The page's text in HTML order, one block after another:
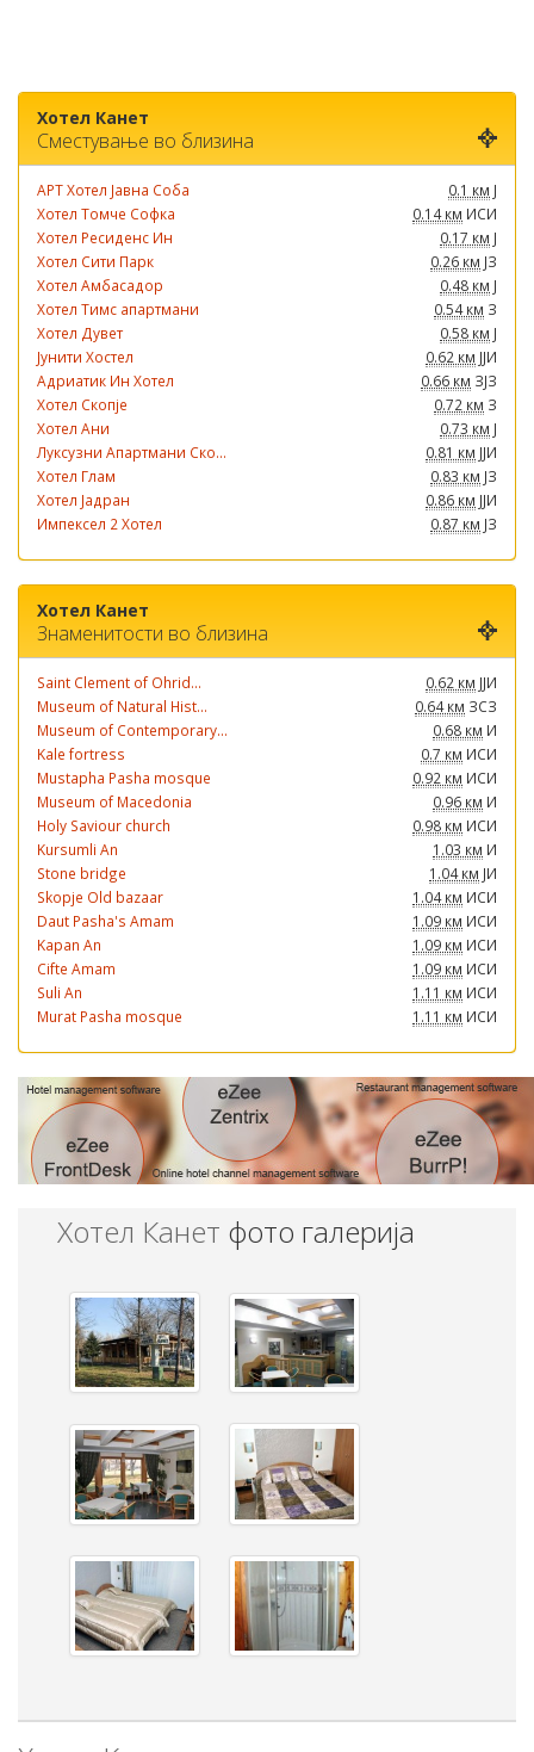
Хотел Канет
Сместување во близина
АРТ Хотел Јавна Соба 0.1 км Ј
Хотел Томче Софка
0.14 км ИСИ
Хотел Ресиденс Ин
0.17 км Ј
Хотел Сити Парк
0.26 км ЈЗ
Хотел Амбасадор
0.48 км Ј
Хотел Тимс апартмани
0.54 км З
Хотел Дувет
0.58 км Ј
Јунити Хостел
0.62 км ЈЈИ
Адриатик Ин Хотел
0.66 км ЗЈЗ
Хотел Скопје
0.72 км З
Хотел Ани
0.73 км Ј
Луксузни Апартмани Ско...
0.81 км ЈЈИ
Хотел Глам
0.83 км ЈЗ
Хотел Јадран
0.86 км ЈЈИ
Импексел 2 Хотел
0.87 км ЈЗ
Хотел Канет
Знаменитости во близина
Saint Clement of Ohrid... 0.62 км ЈЈИ
Museum of Natural Hist...
0.64 км ЗСЗ
Museum of Contemporary...
0.68 км И
Kale fortress
0.7 км ИСИ
Mustapha Pasha mosque
0.92 км ИСИ
Museum of Macedonia
0.96 км И
Holy Saviour church
0.98 км ИСИ
Kursumli An
1.03 км И
Stone bridge
1.04 км ЈИ
Skopje Old bazaar
1.04 км ИСИ
Daut Pasha's Amam
1.09 км ИСИ
Kapan An
1.09 км ИСИ
Cifte Amam
1.09 км ИСИ
Suli An
1.11 км ИСИ
Murat Pasha mosque
1.11 км ИСИ
Хотел Канет фото галерија